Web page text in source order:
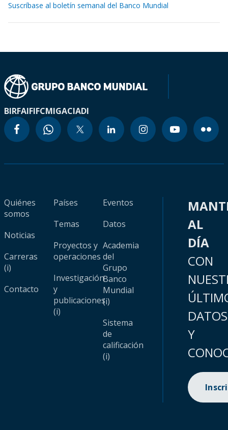
Suscríbase al boletín semanal del Banco Mundial
BIRFAIFIFCMIGACIADI
Quiénes
somos
Noticias
Carreras
(i)
Contacto
Países
Temas
Proyectos y
operaciones
Investigación
y
publicaciones
(i)
Eventos
Datos
Academia
del
Grupo
Banco
Mundial
(i)
Sistema
de
calificación
(i)
AL
DÍA
CON
DATOS
Y